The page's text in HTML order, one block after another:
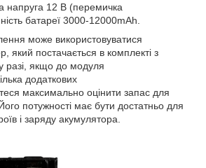
напруга 12 В (перемичка
батареї 3000-12000mAh.
може використовуватися
який постачається в комплекті з
разі, якщо до модуля
додаткових
максимально оцінити запас для
потужності має бути достатньо для
і заряду акумулятора.